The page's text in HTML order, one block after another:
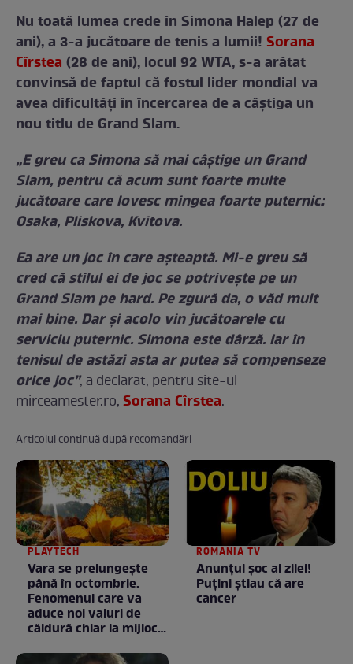
Nu toată lumea crede în Simona Halep (27 de
ani), a 3-a jucătoare de tenis a lumii! Sorana
Cîrstea (28 de ani), locul 92 WTA, s-a arătat
convinsă de faptul că fostul lider mondial va
avea dificultăţi în încercarea de a câştiga un
nou titlu de Grand Slam.
„E greu ca Simona să mai câștige un Grand
Slam, pentru că acum sunt foarte multe
jucătoare care lovesc mingea foarte puternic:
Osaka, Pliskova, Kvitova.
Ea are un joc în care așteaptă. Mi-e greu să
cred că stilul ei de joc se potrivește pe un
Grand Slam pe hard. Pe zgură da, o văd mult
mai bine. Dar și acolo vin jucătoarele cu
serviciu puternic. Simona este dârză. Iar în
tenisul de astăzi asta ar putea să compenseze
orice joc”, a declarat, pentru site-ul
mirceamester.ro,Sorana Cîrstea.
Articolul continuă după recomandări
PLAYTECH
Vara se prelungeşte
până în octombrie.
Fenomenul care va
aduce noi valuri de
căldură chiar la mijlocul
ROMANIA TV
Anunţul şoc al zilei!
Puţini ştiau că are
cancer